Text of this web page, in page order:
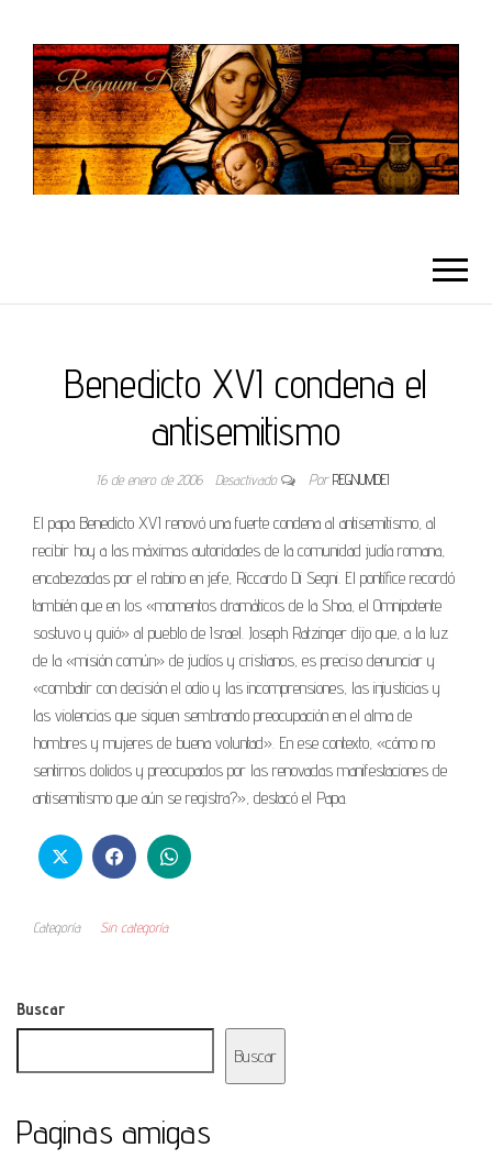
Benedicto XVI condena el
antisemitismo
16 de enero de 2006 Desactivado Por REGNUMDEI
El papa Benedicto XVI renovó una fuerte condena al antisemitismo, al
recibir hoy a las máximas autoridades de la comunidad judía romana,
encabezadas por el rabino en jefe, Riccardo Di Segni. El pontífice recordó
también que en los «momentos dramáticos de la Shoa, el Omnipotente
sostuvo y guió» al pueblo de Israel. Joseph Ratzinger dijo que, a la luz
de la «misión común» de judíos y cristianos, es preciso denunciar y
«combatir con decisión el odio y las incomprensiones, las injusticias y
las violencias que siguen sembrando preocupación en el alma de
hombres y mujeres de buena voluntad». En ese contexto, «cómo no
sentirnos dolidos y preocupados por las renovadas manifestaciones de
antisemitismo que aún se registra?», destacó el Papa.
Categoría Sin categoría
Buscar
Buscar
Paginas amigas